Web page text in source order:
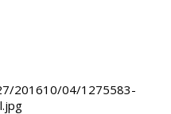
201610/04/1275583-